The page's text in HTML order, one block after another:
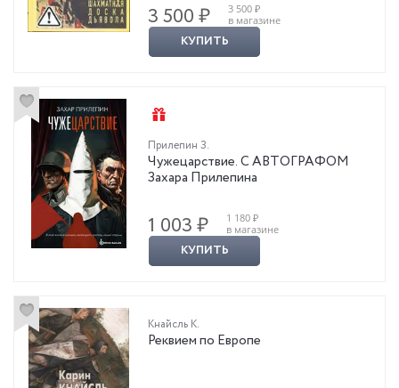
3 500 ₽
3 500 ₽
в магазине
КУПИТЬ
Прилепин З.
Чужецарствие. С АВТОГРАФОМ
Захара Прилепина
1 003 ₽
1 180 ₽
в магазине
КУПИТЬ
Кнайсль К.
Реквием по Европе